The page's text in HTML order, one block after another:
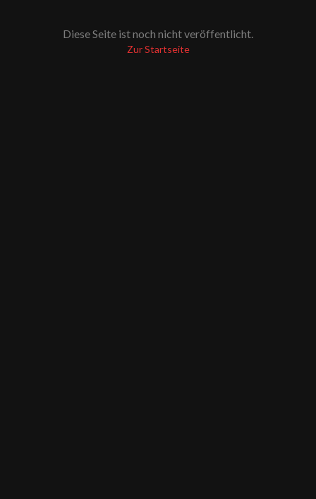
Diese Seite ist noch nicht veröffentlicht.
Zur Startseite